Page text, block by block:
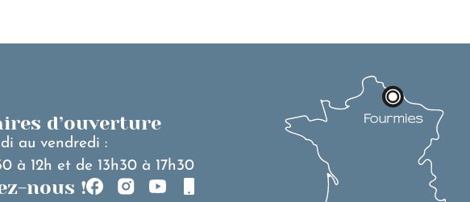
d’ouverture
au vendredi :
à 12h et de 13h30 à 17h30
nous !